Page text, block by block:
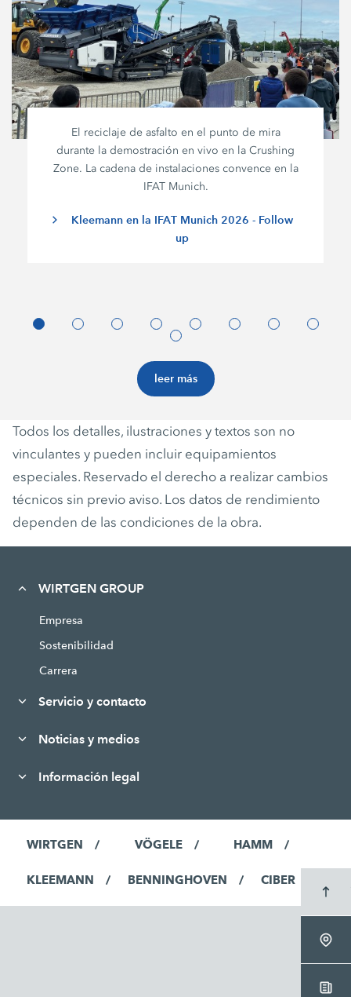
El reciclaje de asfalto en el punto de mira
durante la demostración en vivo en la Crushing
Zone. La cadena de instalaciones convence en la
IFAT Munich.
Kleemann en la IFAT Munich 2026 - Follow
up
leer más
Todos los detalles, ilustraciones y textos son no
vinculantes y pueden incluir equipamientos
especiales. Reservado el derecho a realizar cambios
técnicos sin previo aviso. Los datos de rendimiento
dependen de las condiciones de la obra.
WIRTGEN GROUP
Empresa
Sostenibilidad
Carrera
Servicio y contacto
Noticias y medios
Información legal
WIRTGEN VÖGELE HAMM
KLEEMANN BENNINGHOVEN CIBER